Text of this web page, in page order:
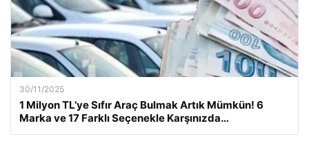
30/11/2025
1 Milyon TL’ye Sıfır Araç Bulmak Artık Mümkün! 6
Marka ve 17 Farklı Seçenekle Karşınızda…